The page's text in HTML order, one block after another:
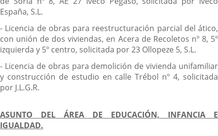
España, S.L.
- Licencia de obras para reestructuración parcial del ático,
con unión de dos viviendas, en Acera de Recoletos nº 8, 5º
izquierda y 5º centro, solicitada por 23 Ollopeze 5, S.L.
- Licencia de obras para demolición de vivienda unifamiliar
y construcción de estudio en calle Trébol nº 4, solicitada
por J.L.G.R.
ASUNTO DEL ÁREA DE EDUCACIÓN, INFANCIA E
IGUALDAD.